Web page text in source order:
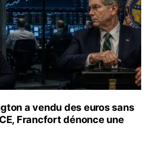
a vendu des euros sans
Francfort dénonce une